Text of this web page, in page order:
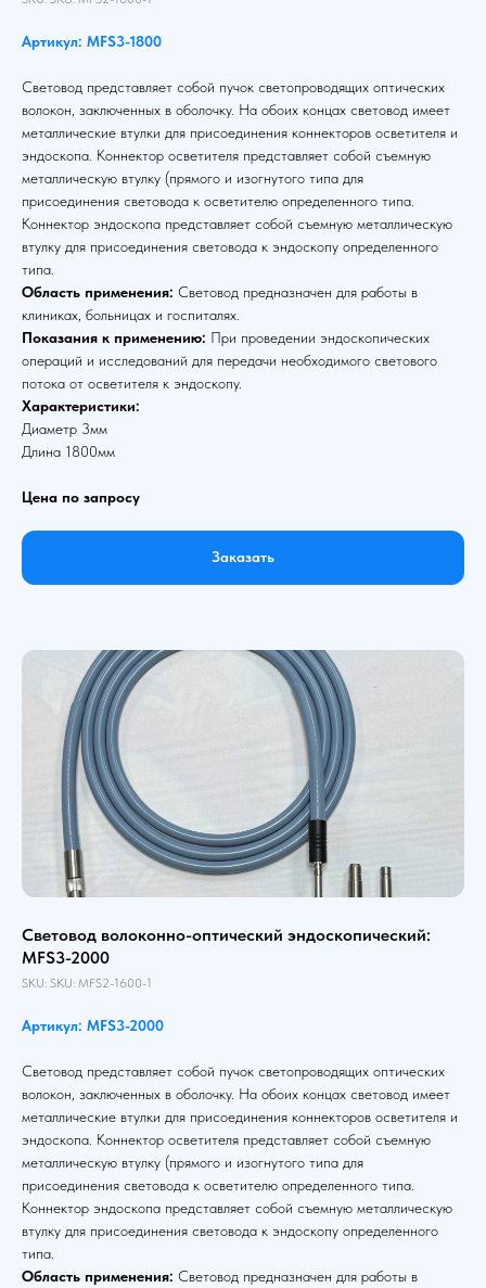
Артикул: MFS3-1800
Световод представляет собой пучок светопроводящих оптических
волокон, заключенных в оболочку. На обоих концах световод имеет
металлические втулки для присоединения коннекторов осветителя и
эндоскопа. Коннектор осветителя представляет собой съемную
металлическую втулку (прямого и изогнутого типа для
присоединения световода к осветителю определенного типа.
Коннектор эндоскопа представляет собой съемную металлическую
втулку для присоединения световода к эндоскопу определенного
типа.
Область применения: Световод предназначен для работы в
клиниках, больницах и госпиталях.
Показания к применению: При проведении эндоскопических
операций и исследований для передачи необходимого светового
потока от осветителя к эндоскопу.
Характеристики:
Диаметр 3мм
Длина 1800мм
Цена по запросу
Заказать
Световод волоконно-оптический эндоскопический:
MFS3-2000
SKU: SKU: MFS2-1600-1
Артикул: MFS3-2000
Световод представляет собой пучок светопроводящих оптических
волокон, заключенных в оболочку. На обоих концах световод имеет
металлические втулки для присоединения коннекторов осветителя и
эндоскопа. Коннектор осветителя представляет собой съемную
металлическую втулку (прямого и изогнутого типа для
присоединения световода к осветителю определенного типа.
Коннектор эндоскопа представляет собой съемную металлическую
втулку для присоединения световода к эндоскопу определенного
типа.
Область применения: Световод предназначен для работы в